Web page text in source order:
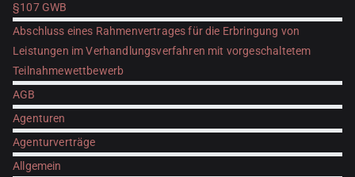
§107 GWB
Abschluss eines Rahmenvertrages für die Erbringung von
Leistungen im Verhandlungsverfahren mit vorgeschaltetem
Teilnahmewettbewerb
AGB
Agenturen
Agenturverträge
Allgemein